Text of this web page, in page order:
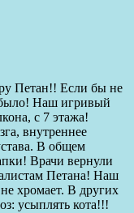
Петан!! Если бы не
Наш игривый
с 7 этажа!
внутреннее
В общем
Врачи вернули
Петана! Наш
хромает. В других
усыплять кота!!!